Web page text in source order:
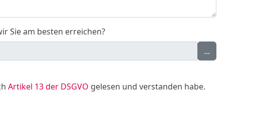
Sie am besten erreichen?
...
Artikel 13 der DSGVO gelesen und verstanden habe.